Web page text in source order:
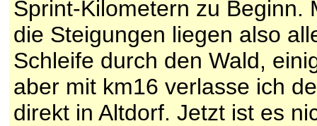
Sprint-Kilometern zu Beginn.
die Steigungen liegen also
Schleife durch den Wald,
aber mit km16 verlasse ich
direkt in Altdorf. Jetzt ist es